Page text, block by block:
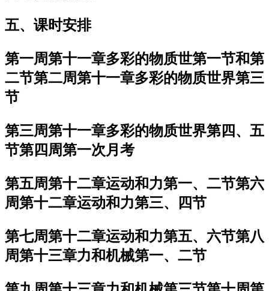
五、课时安排
第一周第十一章多彩的物质世第一节和第
二节第二周第十一章多彩的物质世界第三
节
第三周第十一章多彩的物质世界第四、五
节第四周第一次月考
第五周第十二章运动和力第一、二节第六
周第十二章运动和力第三、四节
第七周第十二章运动和力第五、六节第八
周第十三章力和机械第一、二节